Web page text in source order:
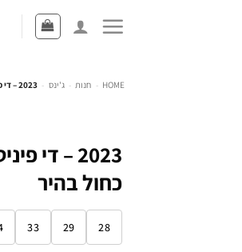
HOME
- חנות - ג'ינס - 2023 – די פיניטיב ג׳ינס בגזרה רגילה – כחול בהיר
2023 – די
כחול בהיר
28
29
33